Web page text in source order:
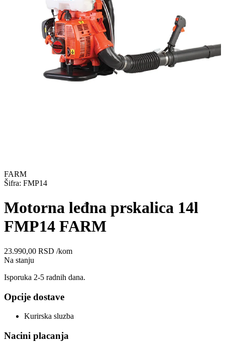
FARM
Šifra: FMP14
Motorna leđna prskalica 14l
FMP14 FARM
23.990,00 RSD /kom
Na stanju
Isporuka 2-5 radnih dana.
Opcije dostave
Kurirska sluzba
Nacini placanja